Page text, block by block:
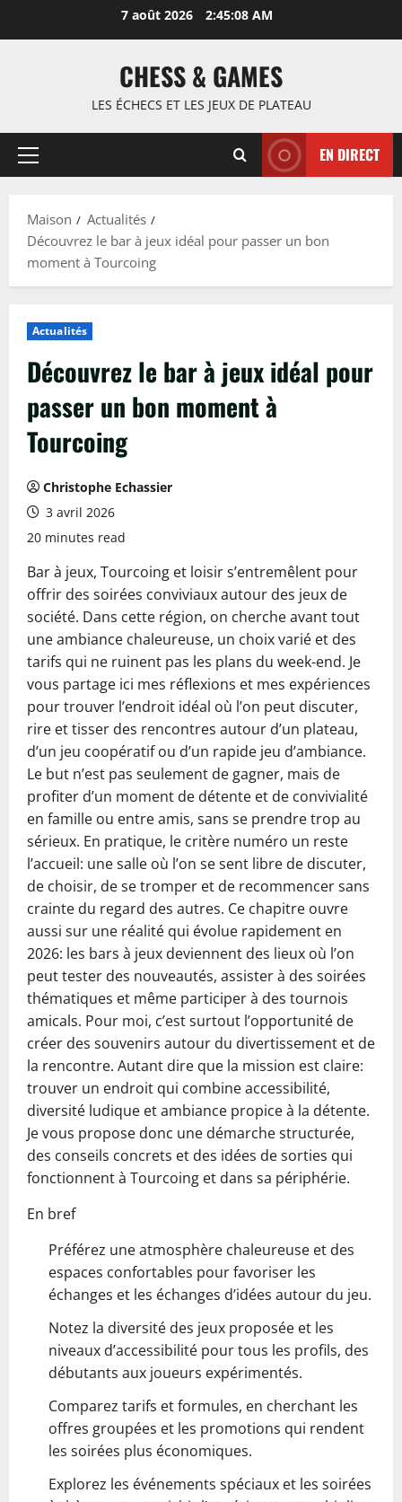
7 août 2026 2:45:09 AM
CHESS & GAMES
LES ÉCHECS ET LES JEUX DE PLATEAU
Menu
EN DIRECT
Maison
Actualités
Découvrez le bar à jeux idéal pour passer un bon
moment à Tourcoing
Actualités
Découvrez le bar à jeux idéal pour
passer un bon moment à
Tourcoing
Christophe Echassier
3 avril 2026
20 minutes read
Bar à jeux, Tourcoing et loisir s’entremêlent pour
offrir des soirées conviviaux autour des jeux de
société. Dans cette région, on cherche avant tout
une ambiance chaleureuse, un choix varié et des
tarifs qui ne ruinent pas les plans du week-end. Je
vous partage ici mes réflexions et mes expériences
pour trouver l’endroit idéal où l’on peut discuter,
rire et tisser des rencontres autour d’un plateau,
d’un jeu coopératif ou d’un rapide jeu d’ambiance.
Le but n’est pas seulement de gagner, mais de
profiter d’un moment de détente et de convivialité
en famille ou entre amis, sans se prendre trop au
sérieux. En pratique, le critère numéro un reste
l’accueil: une salle où l’on se sent libre de discuter,
de choisir, de se tromper et de recommencer sans
crainte du regard des autres. Ce chapitre ouvre
aussi sur une réalité qui évolue rapidement en
2026: les bars à jeux deviennent des lieux où l’on
peut tester des nouveautés, assister à des soirées
thématiques et même participer à des tournois
amicals. Pour moi, c’est surtout l’opportunité de
créer des souvenirs autour du divertissement et de
la rencontre. Autant dire que la mission est claire:
trouver un endroit qui combine accessibilité,
diversité ludique et ambiance propice à la détente.
Je vous propose donc une démarche structurée,
des conseils concrets et des idées de sorties qui
fonctionnent à Tourcoing et dans sa périphérie.
En bref
Préférez une atmosphère chaleureuse et des
espaces confortables pour favoriser les
échanges et les échanges d’idées autour du jeu.
Notez la diversité des jeux proposée et les
niveaux d’accessibilité pour tous les profils, des
débutants aux joueurs expérimentés.
Comparez tarifs et formules, en cherchant les
offres groupées et les promotions qui rendent
les soirées plus économiques.
Explorez les événements spéciaux et les soirées